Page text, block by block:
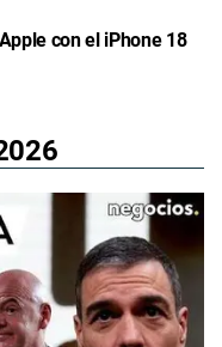
con el iPhone 18